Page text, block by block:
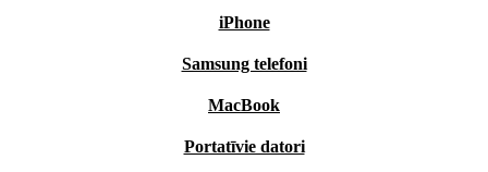
iPhone
Samsung telefoni
MacBook
Portatīvie datori